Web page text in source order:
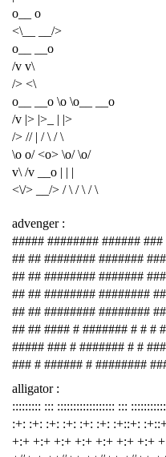
o__ o
<\__ __/>
o__ __o
/v v\
/> <\
o__ __o \o \o__ __o
/v |> |>_ | |>
/> // | / \ / \
\o o/ <o> \o/ \o/
v\ /v __o | | |
<\/> __/> / \ / \ / \
advenger :
##### ######## ######
## ## ######## #######
## ## ######## #######
## ## ######## ########
## ## ######## ########
## ## #### # ####### # # #
##### ### # ####### # #
### # ###### # ########
alligator :
::::::::: ::: :::::::::::::::::: :::
:+: :+: :+: :+: :+: :+: :+::+:
+:+ +:+ +:+ +:+ +:+ +:+ +:+